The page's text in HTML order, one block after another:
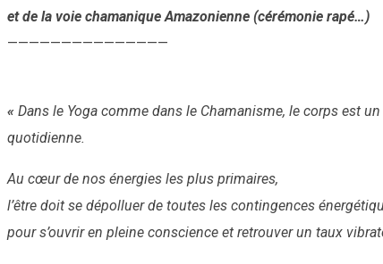
et de la voie chamanique Amazonienne (cérémonie rapé…)
———————————————
« Dans le Yoga comme dans le Chamanisme, le corps est
quotidienne.
Au cœur de nos énergies les plus primaires,
l’être doit se dépolluer de toutes les contingences
pour s’ouvrir en pleine conscience et retrouver un taux